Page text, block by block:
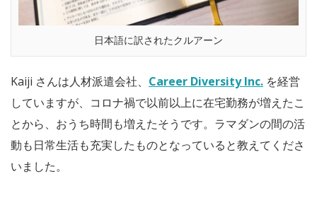
日本語に訳されたクルアーン
Kaiji さんは人材派遣会社、 Career Diversity Inc. を経営
していますが、コロナ禍で以前以上に在宅勤務が増えたこ
とから、おうち時間も増えたそうです。ラマダンの間の活
動も日常生活も充実したものとなっていると教えてくださ
いました。